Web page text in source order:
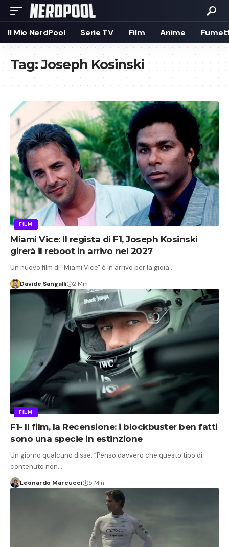
Il Mio NerdPool Serie TV Film Anime
Tag:Joseph Kosinski
FILM
Miami Vice: Il regista di F1, Joseph Kosinski
girerà il reboot in arrivo nel 2027
Un nuovo film di "Miami Vice" è in arrivo per la gioia…
Davide Sangalli 2 Min
FILM
F1- Il film, la Recensione: i blockbuster ben fatti
sono una specie in estinzione
Un giorno qualcuno disse: “Penso davvero che questo tipo di
contenuto non…
Leonardo Marcucci 5 Min